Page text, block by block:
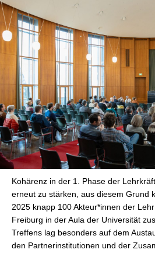
Kohärenz in der 1. Phase der
erneut zu stärken, aus diesem Grund
2025 knapp 100 Akteur*innen der
Freiburg in der Aula der Universität
Treffens lag besonders auf dem
den Partnerinstitutionen und der